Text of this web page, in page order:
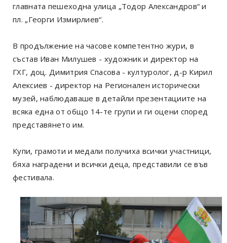
главната пешеходна улица „Тодор Александров“ и
пл. „Георги Измирлиев“.
В продължение на часове компетентно жури, в
състав Иван Милушев - художник и директор на
ГХГ, доц. Димитрия Спасова - културолог, д-р Кирил
Алексиев - директор на Регионален исторически
музей, наблюдаваше в детайли презентациите на
всяка една от общо 14-те групи и ги оцени според
представянето им.
Купи, грамоти и медали получиха всички участници,
бяха наградени и всички деца, представили се във
фестивала.